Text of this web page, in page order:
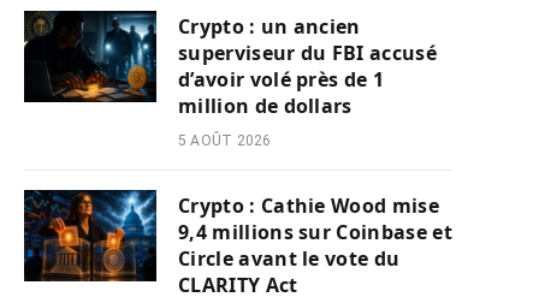
Crypto : un ancien
superviseur du FBI accusé
d’avoir volé près de 1
million de dollars
5 AOÛT 2026
Crypto : Cathie Wood mise
9,4 millions sur Coinbase et
Circle avant le vote du
CLARITY Act